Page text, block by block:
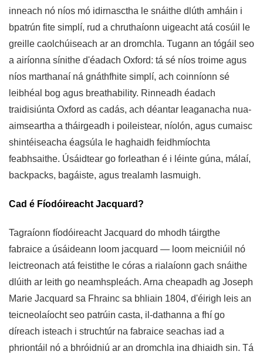
inneach nó níos mó idirnasctha le snáithe dlúth amháin i
bpatrún fite simplí, rud a chruthaíonn uigeacht atá cosúil le
greille caolchúiseach ar an dromchla. Tugann an tógáil seo
a airíonna sínithe d'éadach Oxford: tá sé níos troime agus
níos marthanaí ná gnáthfhite simplí, ach coinníonn sé
leibhéal bog agus breathability. Rinneadh éadach
traidisiúnta Oxford as cadás, ach déantar leaganacha nua-
aimseartha a tháirgeadh i poileistear, níolón, agus cumaisc
shintéiseacha éagsúla le haghaidh feidhmíochta
feabhsaithe. Úsáidtear go forleathan é i léinte gúna, málaí,
backpacks, bagáiste, agus trealamh lasmuigh.
Cad é Fíodóireacht Jacquard?
Tagraíonn fíodóireacht Jacquard do mhodh táirgthe
fabraice a úsáideann loom jacquard — loom meicniúil nó
leictreonach atá feistithe le córas a rialaíonn gach snáithe
dlúith ar leith go neamhspleách. Arna cheapadh ag Joseph
Marie Jacquard sa Fhrainc sa bhliain 1804, d'éirigh leis an
teicneolaíocht seo patrúin casta, il-dathanna a fhí go
díreach isteach i struchtúr na fabraice seachas iad a
phriontáil nó a bhróidniú ar an dromchla ina dhiaidh sin. Tá